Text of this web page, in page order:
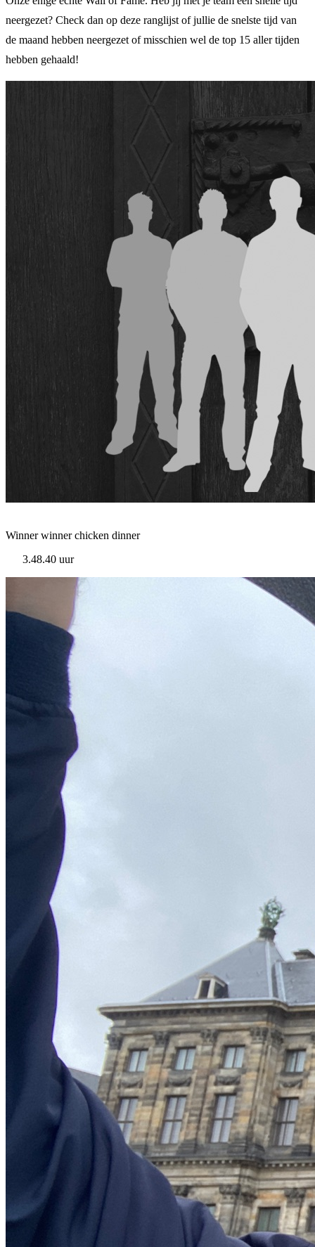
neergezet? Check dan op deze ranglijst of jullie de snelste tijd van
de maand hebben neergezet of misschien wel de top 15 aller tijden
hebben gehaald!
Winner winner chicken dinner
3.48.40 uur